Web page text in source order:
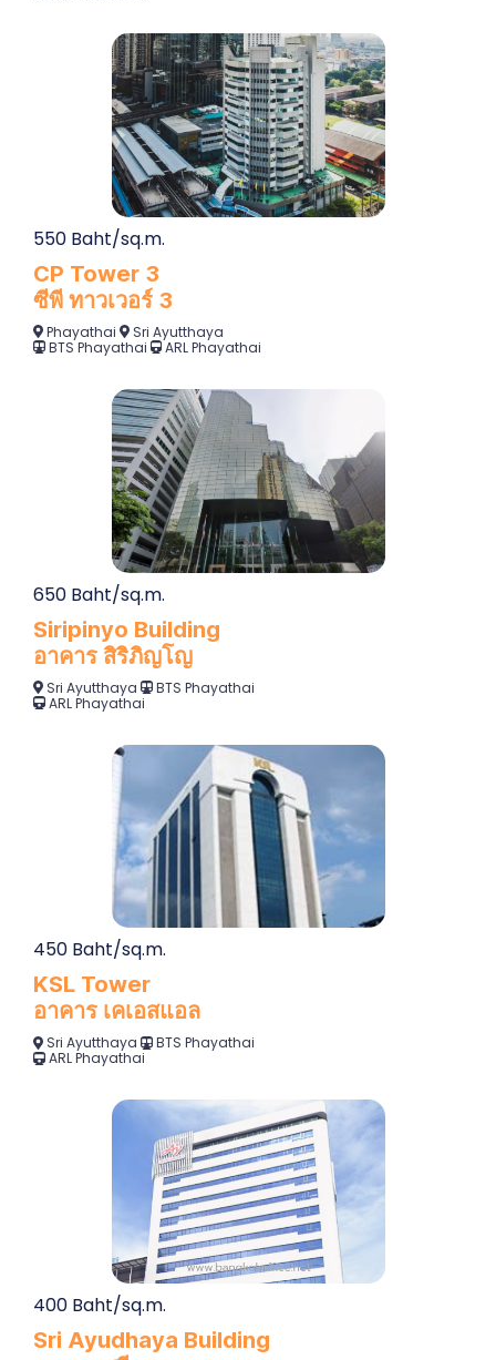
550 Baht/sq.m.
CP Tower 3
ซีพี ทาวเวอร์ 3
Phayathai
Sri Ayutthaya
BTS Phayathai
ARL Phayathai
650 Baht/sq.m.
Siripinyo Building
อาคาร สิริภิญโญ
Sri Ayutthaya
BTS Phayathai
ARL Phayathai
450 Baht/sq.m.
KSL Tower
อาคาร เคเอสแอล
Sri Ayutthaya
BTS Phayathai
ARL Phayathai
400 Baht/sq.m.
Sri Ayudhaya Building